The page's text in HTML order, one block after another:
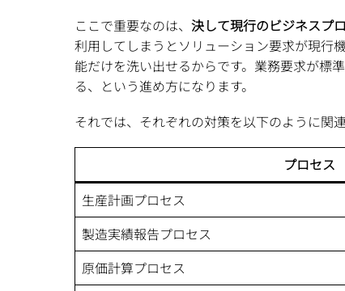
ここで重要なのは、 決して現行のビジネスプ
利用してしまうとソリューション要求が現行
能だけを洗い出せるからです。業務要求が標
る、という進め方になります。
それでは、それぞれの対策を以下のように関
プロセス
生産計画プロセス
製造実績報告プロセス
原価計算プロセス